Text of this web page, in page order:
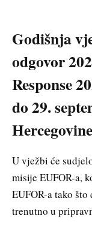
Godišnja
odgovor
Response
do 29.
U vježbi će
misije EUFOR-a,
EUFOR-a tako
trenutno u